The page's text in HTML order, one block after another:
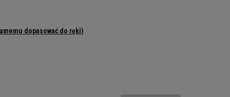
dopasować do ręki)